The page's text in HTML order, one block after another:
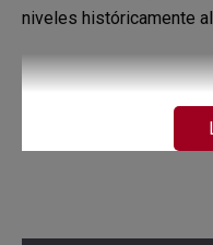
niveles históricamente